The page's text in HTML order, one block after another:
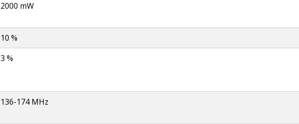
2000 mW
10 %
3 %
136-174 MHz